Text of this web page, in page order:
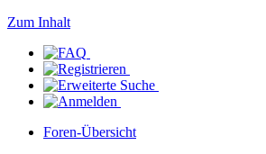
Zum Inhalt
Foren-Übersicht